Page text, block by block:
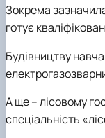
Зокрема
готує
Будівництву
А ще – лісовому
спеціальність